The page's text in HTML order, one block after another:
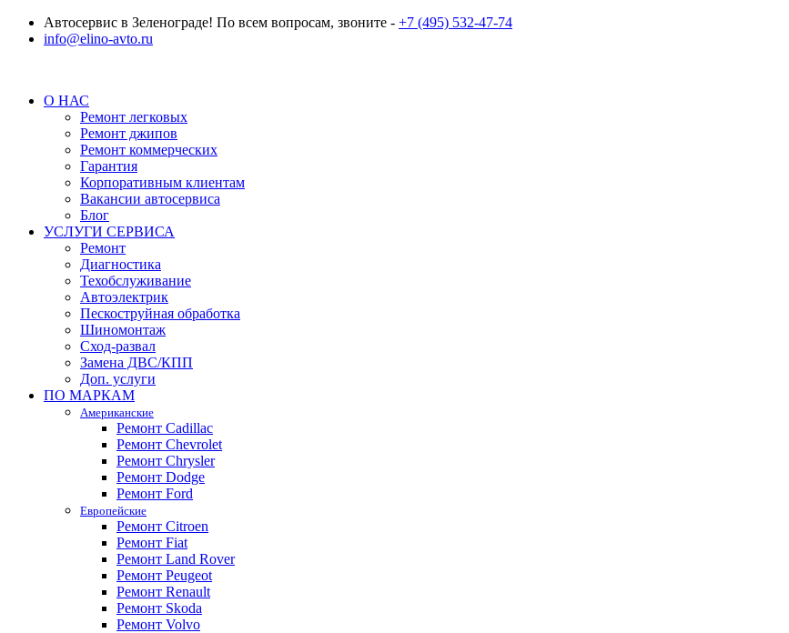
Автосервис в Зеленограде! По всем вопросам, звоните - +7 (495) 532-47-74
info@elino-avto.ru
О НАС
Ремонт легковых
Ремонт джипов
Ремонт коммерческих
Гарантия
Корпоративным клиентам
Вакансии автосервиса
Блог
УСЛУГИ СЕРВИСА
Ремонт
Диагностика
Техобслуживание
Автоэлектрик
Пескоструйная обработка
Шиномонтаж
Сход-развал
Замена ДВС/КПП
Доп. услуги
ПО МАРКАМ
Американские
Ремонт Cadillac
Ремонт Chevrolet
Ремонт Chrysler
Ремонт Dodge
Ремонт Ford
Европейские
Ремонт Citroen
Ремонт Fiat
Ремонт Land Rover
Ремонт Peugeot
Ремонт Renault
Ремонт Skoda
Ремонт Volvo